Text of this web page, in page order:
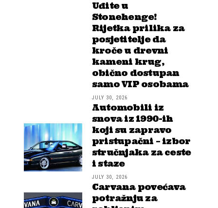
Uđite u
Stonehenge!
Rijetka prilika za
posjetitelje da
kroče u drevni
kameni krug,
obično dostupan
samo VIP osobama
JULY 30, 2026
Automobili iz
snova iz 1990-ih
koji su zapravo
pristupačni – izbor
stručnjaka za ceste
i staze
JULY 30, 2026
Carvana povećava
potražnju za